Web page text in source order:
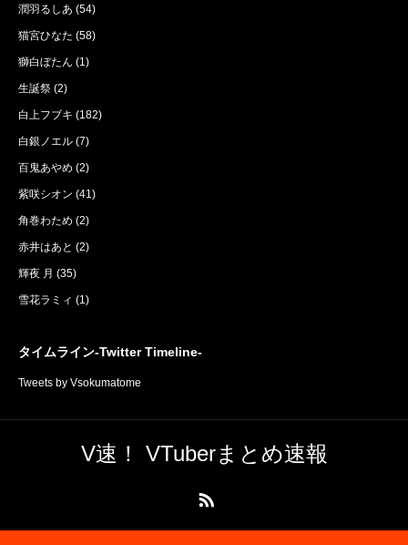
潤羽るしあ (54)
猫宮ひなた (58)
獅白ぼたん (1)
生誕祭 (2)
白上フブキ (182)
白銀ノエル (7)
百鬼あやめ (2)
紫咲シオン (41)
角巻わため (2)
赤井はあと (2)
輝夜 月 (35)
雪花ラミィ (1)
タイムライン-Twitter Timeline-
Tweets by Vsokumatome
V速！ VTuberまとめ速報